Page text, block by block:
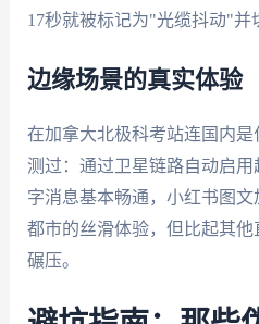
17秒就被标记为"光缆抖动"并
边缘场景的真实体验
在加拿大北极科考站连国内
测过：通过卫星链路自动启
字消息基本畅通，小红书图
都市的丝滑体验，但比起其
碾压。